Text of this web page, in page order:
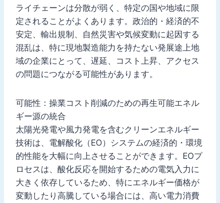
ライチェーンは分散が弱く、特定の国や地域に限
定されることがよくあります。政治的・経済的不
安定、輸出規制、自然災害や気候変動に起因する
混乱は、特に現地製造能力を持たない発展途上地
域の企業にとって、遅延、コスト上昇、アクセス
の問題につながる可能性があります。
可能性：操業コスト削減のための再生可能エネル
ギー源の統合
太陽光発電や風力発電を含むクリーンエネルギー
技術は、電解酸化（EO）システムの経済的・環境
的性能を大幅に向上させることができます。EOプ
ロセスは、酸化反応を開始するための電気入力に
大きく依存しているため、特にエネルギー価格が
変動したり高騰している場合には、高い電力消費